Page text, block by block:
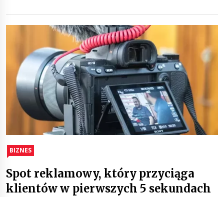
BIZNES
Spot reklamowy, który przyciąga
klientów w pierwszych 5 sekundach